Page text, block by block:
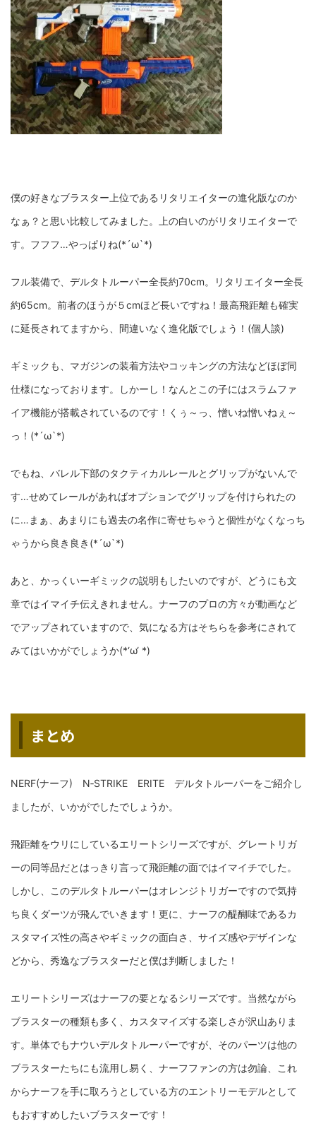
僕の好きなブラスター上位であるリタリエイターの進化版なのか
なぁ？と思い比較してみました。上の白いのがリタリエイターで
す。フフフ…やっぱりね(*´ω`*)
フル装備で、デルタトルーパー全長約70cm。リタリエイター全長
約65cm。前者のほうが５cmほど長いですね！最高飛距離も確実
に延長されてますから、間違いなく進化版でしょう！(個人談)
ギミックも、マガジンの装着方法やコッキングの方法などほぼ同
仕様になっております。しかーし！なんとこの子にはスラムファ
イア機能が搭載されているのです！くぅ～っ、憎いね憎いねぇ～
っ！(*´ω`*)
でもね、バレル下部のタクティカルレールとグリップがないんで
す…せめてレールがあればオプションでグリップを付けられたの
に…まぁ、あまりにも過去の名作に寄せちゃうと個性がなくなっち
ゃうから良き良き(*´ω`*)
あと、かっくいーギミックの説明もしたいのですが、どうにも文
章ではイマイチ伝えきれません。ナーフのプロの方々が動画など
でアップされていますので、気になる方はそちらを参考にされて
みてはいかがでしょうか(*‘ω‘ *)
まとめ
NERF(ナーフ) N‐STRIKE ERITE デルタトルーパーをご紹介し
ましたが、いかがでしたでしょうか。
飛距離をウリにしているエリートシリーズですが、グレートリガ
ーの同等品だとはっきり言って飛距離の面ではイマイチでした。
しかし、このデルタトルーパーはオレンジトリガーですので気持
ち良くダーツが飛んでいきます！更に、ナーフの醍醐味であるカ
スタマイズ性の高さやギミックの面白さ、サイズ感やデザインな
どから、秀逸なブラスターだと僕は判断しました！
エリートシリーズはナーフの要となるシリーズです。当然ながら
ブラスターの種類も多く、カスタマイズする楽しさが沢山ありま
す。単体でもナウいデルタトルーパーですが、そのパーツは他の
ブラスターたちにも流用し易く、ナーフファンの方は勿論、これ
からナーフを手に取ろうとしている方のエントリーモデルとして
もおすすめしたいブラスターです！